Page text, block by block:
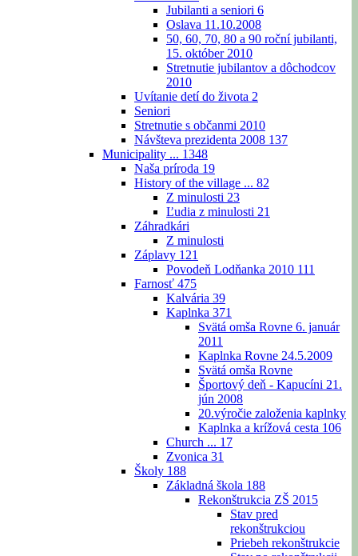
Jubilanti a seniori 6
Oslava 11.10.2008
50, 60, 70, 80 a 90 roční jubilanti,
15. október 2010
Stretnutie jubilantov a dôchodcov
2010
Uvítanie detí do života 2
Seniori
Stretnutie s občanmi 2010
Návšteva prezidenta 2008 137
Municipality ... 1348
Naša príroda 19
History of the village ... 82
Z minulosti 23
Ľudia z minulosti 21
Záhradkári
Z minulosti
Záplavy 121
Povodeň Lodňanka 2010 111
Farnosť 475
Kalvária 39
Kaplnka 371
Svätá omša Rovne 6. január
2011
Kaplnka Rovne 24.5.2009
Svätá omša Rovne
Športový deň - Kapucíni 21.
jún 2008
20.výročie založenia kaplnky
Kaplnka a krížová cesta 106
Church ... 17
Zvonica 31
Školy 188
Základná škola 188
Rekonštrukcia ZŠ 2015
Stav pred
rekonštrukciou
Priebeh rekonštrukcie